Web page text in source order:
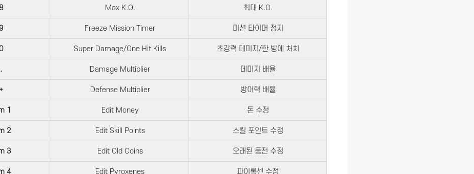
Max K.O. 최대 K.O.
Freeze Mission Timer 미션 타이머 정지
Super Damage/One Hit Kills 초강력 데미지/한 방에 처치
Damage Multiplier 데미지 배율
Defense Multiplier 방어력 배율
1 Edit Money 돈 수정
2 Edit Skill Points 스킬 포인트 수정
3 Edit Old Coins 오래된 동전 수정
4 Edit Pyroxenes 파이록센 수정